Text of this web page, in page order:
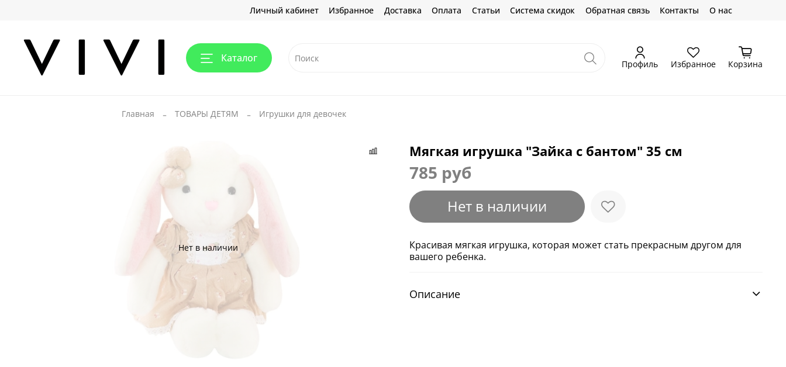
Личный кабинет Избранное Доставка Оплата Статьи Система скидок Обратная связь Контакты О нас
Каталог Профиль Избранное Корзина
Главная ТОВАРЫ ДЕТЯМ Игрушки для девочек
Нет в наличии
Мягкая игрушка "Зайка с бантом" 35 см
785 руб
Нет в наличии
Красивая мягкая игрушка, которая может стать прекрасным другом для
вашего ребенка.
Описание